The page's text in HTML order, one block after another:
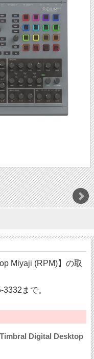
Miyaji (RPM)】の取
まで。
Digital Desktop